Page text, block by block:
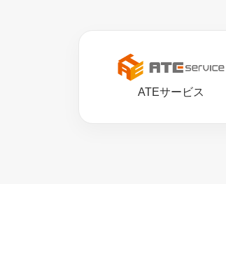
ATEサービス